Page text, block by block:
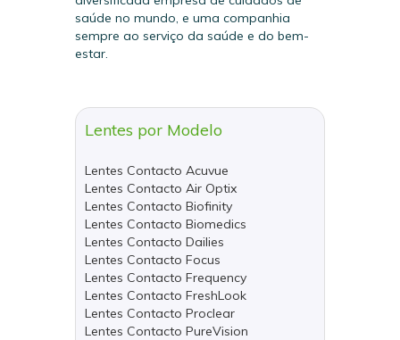
saúde no mundo, e uma companhia
sempre ao serviço da saúde e do bem-
estar.
Lentes por Modelo
Lentes Contacto Acuvue
Lentes Contacto Air Optix
Lentes Contacto Biofinity
Lentes Contacto Biomedics
Lentes Contacto Dailies
Lentes Contacto Focus
Lentes Contacto Frequency
Lentes Contacto FreshLook
Lentes Contacto Proclear
Lentes Contacto PureVision